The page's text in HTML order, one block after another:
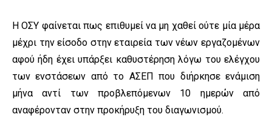
Η ΟΣΥ φαίνεται πως επιθυμεί να μη χαθεί ούτε μία μέρα
μέχρι την είσοδο στην εταιρεία των νέων εργαζομένων
αφού ήδη έχει υπάρξει καθυστέρηση λόγω του ελέγχου
των ενστάσεων από το ΑΣΕΠ που διήρκησε ενάμιση
μήνα αντί των προβλεπόμενων 10 ημερών από
αναφέρονταν στην προκήρυξη του διαγωνισμού.